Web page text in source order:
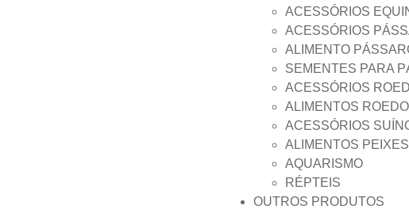
ACESSÓRIOS
ACESSÓRIOS
ALIMENTO
SEMENTES PARA
ACESSÓRIOS
ALIMENTOS
ACESSÓRIOS
ALIMENTOS PEIXES
AQUARISMO
RÉPTEIS
OUTROS PRODUTOS